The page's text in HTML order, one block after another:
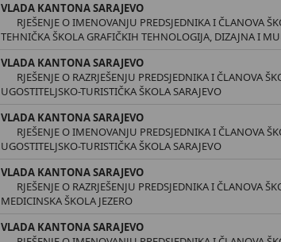
VLADA KANTONA SARAJEVO
RJEŠENJE O IMENOVANJU PREDSJEDNIKA I ČLANOVA
TEHNIČKA ŠKOLA GRAFIČKIH TEHNOLOGIJA, DIZAJNA I
VLADA KANTONA SARAJEVO
RJEŠENJE O RAZRJEŠENJU PREDSJEDNIKA I ČLANOVA
UGOSTITELJSKO-TURISTIČKA ŠKOLA SARAJEVO
VLADA KANTONA SARAJEVO
RJEŠENJE O IMENOVANJU PREDSJEDNIKA I ČLANOVA
UGOSTITELJSKO-TURISTIČKA ŠKOLA SARAJEVO
VLADA KANTONA SARAJEVO
RJEŠENJE O RAZRJEŠENJU PREDSJEDNIKA I ČLANOVA
MEDICINSKA ŠKOLA JEZERO
VLADA KANTONA SARAJEVO